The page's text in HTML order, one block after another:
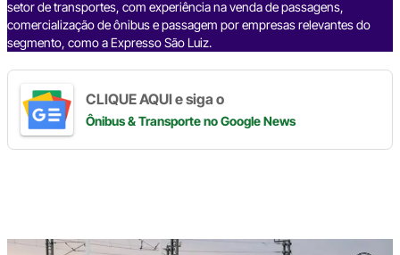
setor de transportes, com experiência na venda de passagens,
comercialização de ônibus e passagem por empresas relevantes do
segmento, como a Expresso São Luiz.
CLIQUE AQUI e siga o
Ônibus & Transporteno Google News
Digite